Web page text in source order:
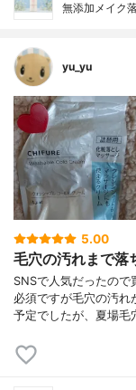
無添加メイク
yu_yu
5.00
毛穴の汚れまで落
SNSで人気だったの
必須ですが毛穴の汚れ
予定でしたが、夏場毛